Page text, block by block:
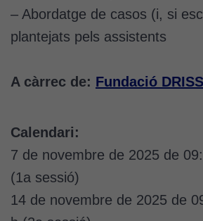
– Abordatge de casos (i, si
plantejats pels assistents
A càrrec de: Fundació
Calendari:
7 de novembre de 2025 de
(1a sessió)
14 de novembre de 2025 de